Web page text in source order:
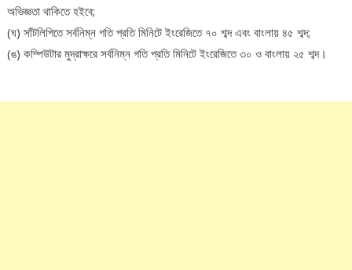
অভিজ্ঞতা থাকিতে হইবে;
(ঘ) সাঁটলিপিতে সর্বনিম্ন গতি প্রতি মিনিটে ইংরেজিতে ৭০ শব্দ এবং বাংলায় ৪৫ শব্দ;
(ঙ) কম্পিউটার মুদ্রাক্ষরে সর্বনিম্ন গতি প্রতি মিনিটে ইংরেজিতে ৩০ ও বাংলায় ২৫ শব্দ।